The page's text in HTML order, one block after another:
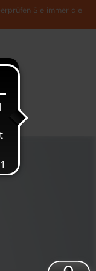
Sie immer die